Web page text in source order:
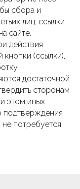
сбора и
лиц, ссылки
сайте.
действия
(ссылки),
достаточной
сторонам
этом иных
подтверждения
потребуется.